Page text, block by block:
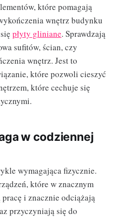
które pomagają
wnętrz budynku
płyty gliniane. Sprawdzają
sufitów, ścian, czy
wnętrz. Jest to
które pozwoli cieszyć
które cechuje się
w codziennej
wymagająca fizycznie.
które w znacznym
i znacznie odciążają
przyczyniają się do